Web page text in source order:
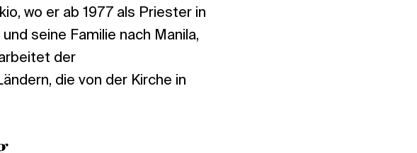
wo er ab 1977 als Priester in
seine Familie nach Manila,
der
die von der Kirche in